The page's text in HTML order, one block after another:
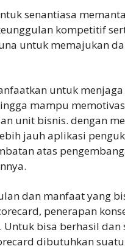
senantiasa
kompetitif
untuk memajukan
untuk
mampu
unit bisnis. dengan
jauh aplikasi
atas
dan manfaat yang
penerapan
bisa berhasil dan
dibutuhkan